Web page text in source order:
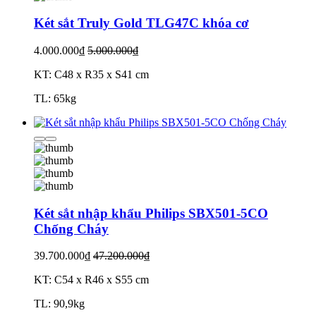
Két sắt Truly Gold TLG47C khóa cơ
4.000.000₫ 5.000.000₫
KT: C48 x R35 x S41 cm
TL: 65kg
Két sắt nhập khẩu Philips SBX501-5CO
Chống Cháy
39.700.000₫ 47.200.000₫
KT: C54 x R46 x S55 cm
TL: 90,9kg